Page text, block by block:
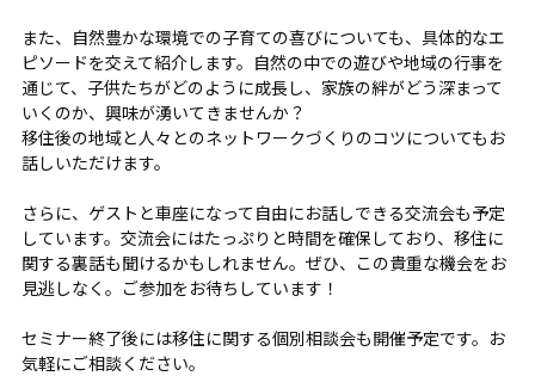
また、自然豊かな環境での子育ての喜びについても、具体的なエ
ピソードを交えて紹介します。自然の中での遊びや地域の行事を
通じて、子供たちがどのように成長し、家族の絆がどう深まって
いくのか、興味が湧いてきませんか？
移住後の地域と人々とのネットワークづくりのコツについてもお
話しいただけます。
さらに、ゲストと車座になって自由にお話しできる交流会も予定
しています。交流会にはたっぷりと時間を確保しており、移住に
関する裏話も聞けるかもしれません。ぜひ、この貴重な機会をお
見逃しなく。ご参加をお待ちしています！
セミナー終了後には移住に関する個別相談会も開催予定です。お
気軽にご相談ください。